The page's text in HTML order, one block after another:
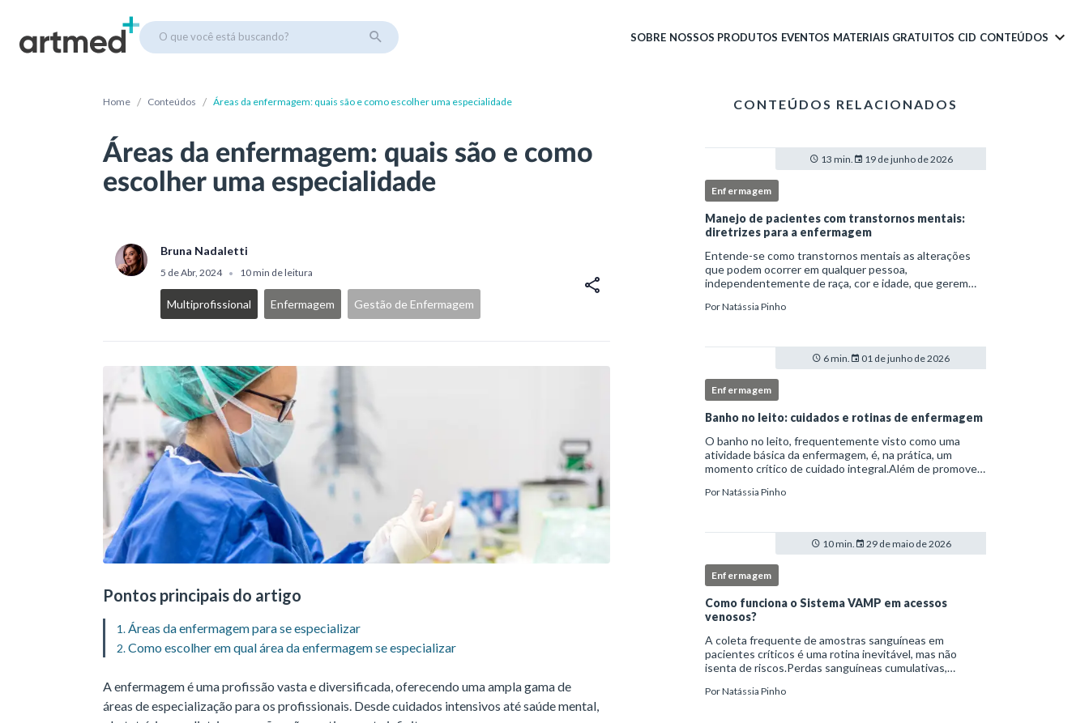
O que você está buscando? SOBRE NOSSOS PRODUTOS EVENTOS MATERIAIS GRATUITOS CID CONTEÚDOS
Home / Conteúdos / Áreas da enfermagem: quais são e como escolher uma especialidade
Áreas da enfermagem: quais são e como
escolher uma especialidade
Bruna Nadaletti
5 de Abr, 2024 • 10 min de leitura
Multiprofissional Enfermagem Gestão de Enfermagem
Pontos principais do artigo
Áreas da enfermagem para se especializar
Como escolher em qual área da enfermagem se especializar
A enfermagem é uma profissão vasta e diversificada, oferecendo uma ampla gama de
áreas de especialização para os profissionais. Desde cuidados intensivos até saúde mental,
CONTEÚDOS RELACIONADOS
13 min. 19 de junho de 2026
Enfermagem
Manejo de pacientes com transtornos mentais:
diretrizes para a enfermagem
Entende-se como transtornos mentais as alterações
que podem ocorrer em qualquer pessoa,
independentemente de raça, cor e idade, que gerem
do indivíduo.Por isso, os transtornos psiquiátricos rep
PorNatássia Pinho
6 min. 01 de junho de 2026
Enfermagem
Banho no leito: cuidados e rotinas de enfermagem
O banho no leito, frequentemente visto como uma
atividade básica da enfermagem, é, na prática, um
momento crítico de cuidado integral.Além de promover
detalhada, prevenção de complicações e fortalec
PorNatássia Pinho
10 min. 29 de maio de 2026
Enfermagem
Como funciona o Sistema VAMP em acessos
venosos?
A coleta frequente de amostras sanguíneas em
pacientes críticos é uma rotina inevitável, mas não
isenta de riscos.Perdas sanguíneas cumulativas,
necessidade de múltiplas punções e manipulação
PorNatássia Pinho